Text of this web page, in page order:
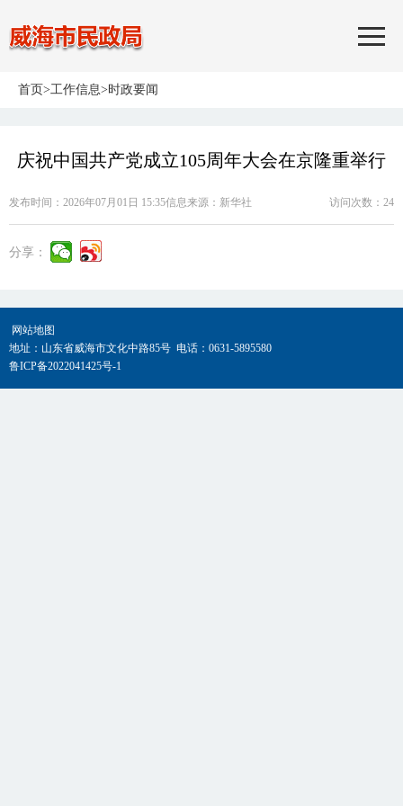
首页>工作信息>时政要闻
庆祝中国共产党成立105周年大会在京隆重举行
发布时间：2026年07月01日 15:35信息来源： 新华社 访问次数： 24
分享：
网站地图
地址：山东省威海市文化中路85号 电话：0631-5895580
鲁ICP备2022041425号-1